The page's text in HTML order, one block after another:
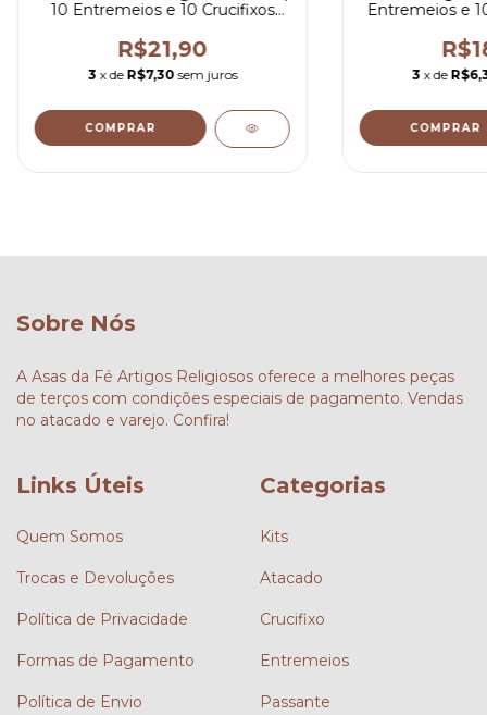
10 Entremeios e 10 Crucifixos
R$21,90
3 x de R$7,30 sem juros
COMPRAR
Entremeios e
3 x de
COMPRAR
Sobre Nós
A Asas da Fé Artigos Religiosos oferece a melhores peças
de terços com condições especiais de pagamento. Vendas
no atacado e varejo. Confira!
Links Úteis
Quem Somos
Trocas e Devoluções
Política de Privacidade
Formas de Pagamento
Política de Envio
Categorias
Kits
Atacado
Crucifixo
Entremeios
Passante